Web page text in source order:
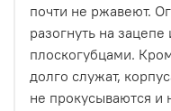
почти не ржавеют.
разогнуть на
плоскогубцами.
долго служат,
не прокусываются